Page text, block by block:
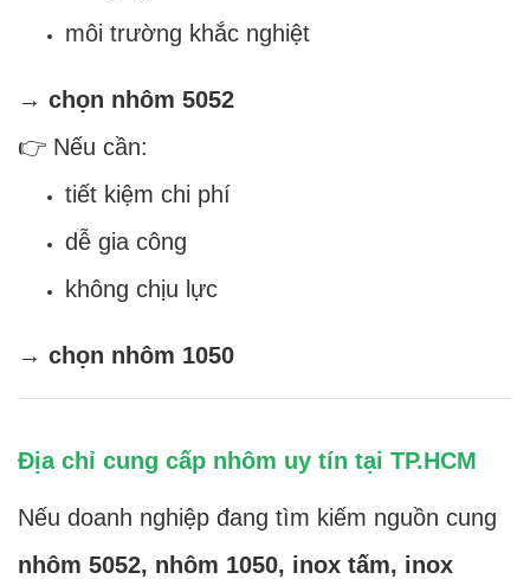
môi trường khắc nghiệt
→ chọn nhôm 5052
👉 Nếu cần:
tiết kiệm chi phí
dễ gia công
không chịu lực
→ chọn nhôm 1050
Địa chỉ cung cấp nhôm uy tín tại TP.HCM
Nếu doanh nghiệp đang tìm kiếm nguồn cung
nhôm 5052, nhôm 1050, inox tấm, inox